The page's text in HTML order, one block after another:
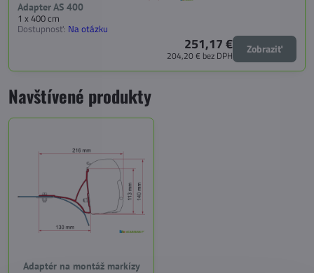
Adapter AS 400
1 x 400 cm
Dostupnosť: Na otázku
251,17 €
204,20 € bez DPH Zobraziť
Navštívené produkty
Adaptér na montáž markízy